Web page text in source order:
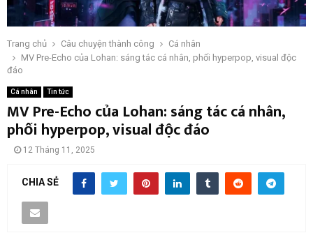
Trang chủ Câu chuyện thành công
Cá nhân
MV Pre-Echo của Lohan: sáng tác cá nhân, phối hyperpop, visual độc
đáo
Cá nhân Tin tức
MV Pre-Echo của Lohan: sáng tác cá nhân,
phối hyperpop, visual độc đáo
12 Tháng 11, 2025
CHIA SẺ